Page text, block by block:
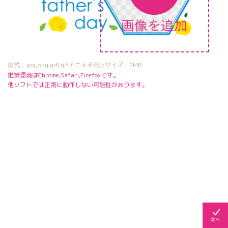
形式：jpg,png,gif(gifアニメ不可)/サイズ：5MB
推奨環境はChrome,Safari,Firefoxです。
他ソフトでは正常に動作しない可能性があります。